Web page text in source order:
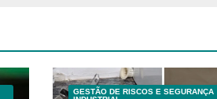
GESTÃO DE RISCOS E SEGURANÇA